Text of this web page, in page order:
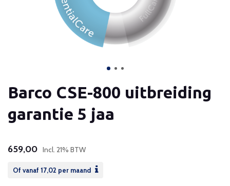
Barco CSE-800 uitbreiding
garantie 5 jaa
659,00 Incl. 21% BTW
Of vanaf 17,02 per maand